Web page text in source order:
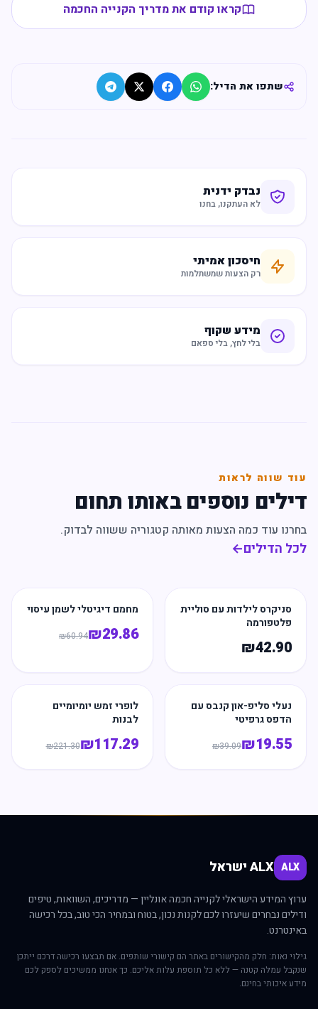
קראו קודם את מדריך הקנייה החכמה
שתפו את הדיל:
נבדק ידנית
לא העתקנו, בחנו
חיסכון אמיתי
רק הצעות שמשתלמות
מידע שקוף
בלי לחץ, בלי ספאם
עוד שווה לראות
דילים נוספים באותו תחום
בחרנו עוד כמה הצעות מאותה קטגוריה ששווה לבדוק.
לכל הדילים←
סניקרס לילדות עם סוליית
פלטפורמה
₪42.90
מחמם דיגיטלי לשמן עיסוי
₪29.86
₪60.94
נעלי סליפ-און קנבס עם
הדפס גרפיטי
₪19.55
₪39.09
לופרי זמש יומיומיים
לבנות
₪117.29
₪221.30
ALX ALX ישראל
ערוץ המידע הישראלי לקנייה חכמה אונליין — מדריכים, השוואות, טיפים
ודילים נבחרים שיעזרו לכם לקנות נכון, בטוח ובמחיר הכי טוב, בכל רכישה
באינטרנט.
גילוי נאות: חלק מהקישורים באתר הם קישורי שותפים. אם תבצעו רכישה דרכם ייתכן
שנקבל עמלה קטנה — ללא כל תוספת עלות אליכם. כך אנחנו ממשיכים לספק לכם
מידע איכותי בחינם.